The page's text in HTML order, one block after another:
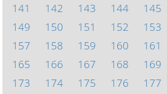
141
142 143 144 145
149
150 151 152 153
157
158 159 160 161
165
166 167 168 169
173
174 175 176 177